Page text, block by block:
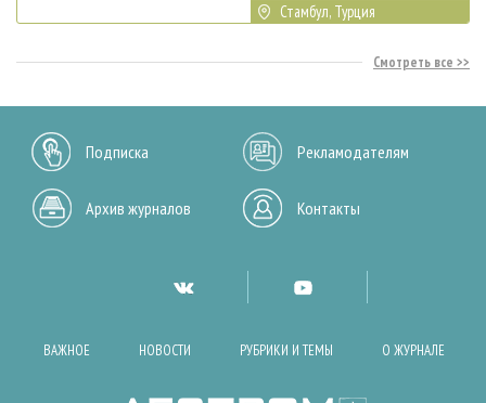
Стамбул, Турция
Смотреть все
Подписка Рекламодателям
Архив журналов Контакты
ВАЖНОЕ НОВОСТИ РУБРИКИ И ТЕМЫ О ЖУРНАЛЕ